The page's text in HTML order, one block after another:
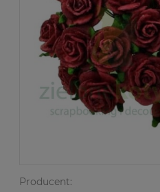
Producent: